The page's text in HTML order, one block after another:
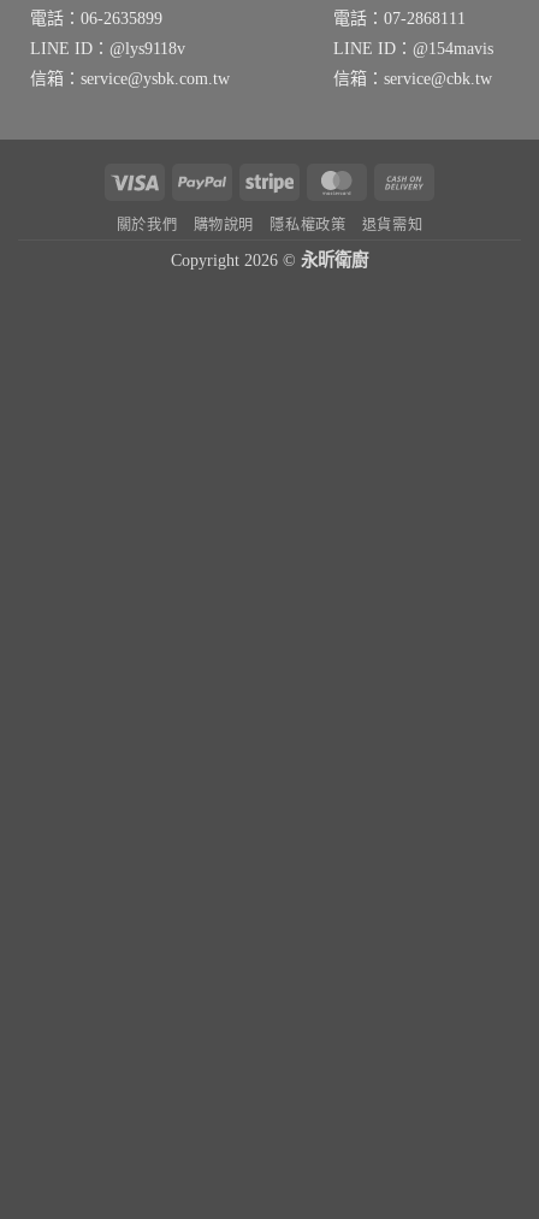
電話：06-2635899
LINE ID：@lys9118v
信箱：service@ysbk.com.tw
電話：07-2868111
LINE ID：@154mavis
信箱：service@cbk.tw
Visa PayPal Stripe MasterCard
關於我們 購物說明 隱私權政策 退貨需知
Copyright 2026 © 永昕衛廚